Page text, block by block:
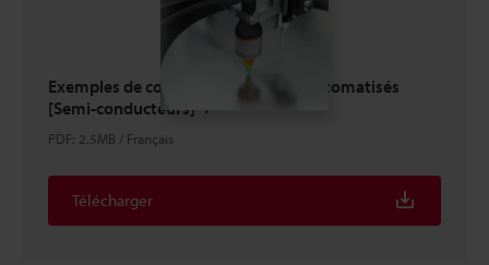
Exemples de contrôles et mesures automatisés
[Semi-conducteurs]
PDF: 2.5MB / Français
Télécharger